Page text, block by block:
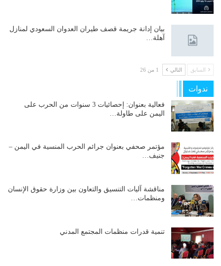
بيان إدانة جريمة قصف طيران العدوان السعودي لمنازل
آهلة…
السابق التالي 1 من 26
ندوات
فعالية بعنوان: إحصائيات 3 سنوات من الحرب على
اليمن على طاولة…
مؤتمر صحفي بعنوان جرائم الحرب المنسية في اليمن –
جنيف…
مناقشة آليات التنسيق والتعاون بين وزارة حقوق الإنسان
ومنظمات…
تنمية قدرات منظمات المجتمع المدني